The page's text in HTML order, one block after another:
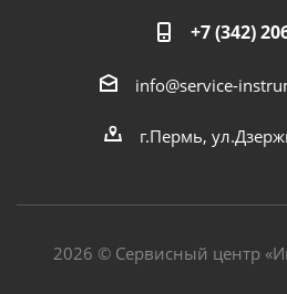
+7 (342)
info@service-
г.Пермь,
2026 © Сервисный центр